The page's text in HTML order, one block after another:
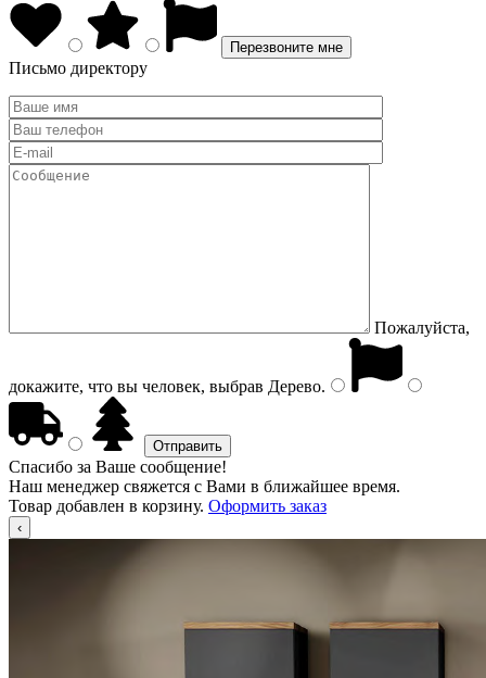
Письмо директору
Пожалуйста,
докажите, что вы человек, выбрав Дерево.
Спасибо за Ваше сообщение!
Наш менеджер свяжется с Вами в ближайшее время.
Товар добавлен в корзину. Оформить заказ